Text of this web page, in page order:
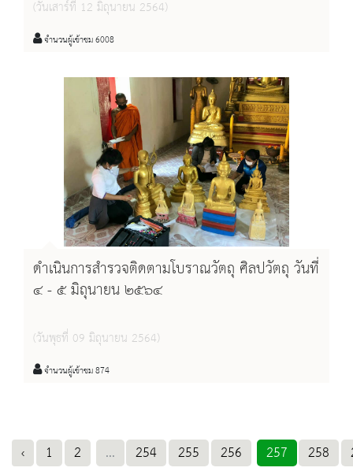
(วันเสาร์ที่ 12 มิถุนายน 2564)
จำนวนผู้เข้าชม 6008
ดำเนินการสำรวจติดตามโบราณวัตถุ ศิลปวัตถุ วันที่
๔ - ๕ มิถุนายน ๒๕๖๔
(วันพุธที่ 09 มิถุนายน 2564)
จำนวนผู้เข้าชม 874
‹ 1 2 ... 254 255 256 257 258